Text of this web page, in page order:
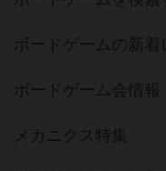
ボードゲームの新着
ボードゲーム会情報
メカニクス特集